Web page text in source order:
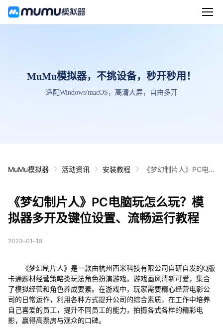
MuMu模拟器，不挑设备，秒开秒用！
适配Windows/macOS，高清大屏，自由多开
MuMu模拟器 活动资讯 安装教程
《梦幻制片人》PC电
行教程
《梦幻制片人》PC电脑玩怎么玩？模
拟器多开及键位设置、流畅运行教程
2023-01-18
《梦幻制片人》是一款由杭州西米科技有限公司自研自发的Q版
卡通题材经营策略类玩法角色扮演游戏。游戏画风清新可爱，集合
了模拟经营和角色养成要素。在游戏中，玩家需要精心经营电影公
司的日常运作，利用各种方式提升公司的综合素质，在工作中培养
自己喜爱的员工，提升不同员工的能力，拍摄各式各样的精彩电
影，赢得高票房与观众的口碑。